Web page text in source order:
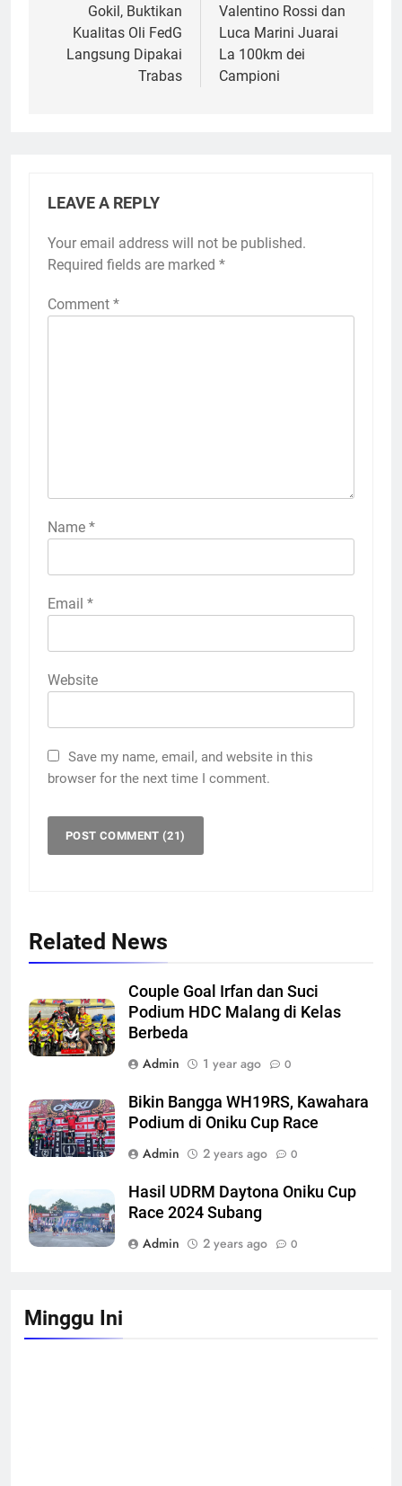
navigation
Gokil, Buktikan
Kualitas Oli FedG
Langsung Dipakai
Trabas
Valentino Rossi dan
Luca Marini Juarai
La 100km dei
Campioni
LEAVE A REPLY
Your email address will not be published.
Required fields are marked *
Comment *
Name *
Email *
Website
Save my name, email, and website in this
browser for the next time I comment.
Related News
Couple Goal Irfan dan Suci
Podium HDC Malang di Kelas
Berbeda
Admin
1 year ago 0
Bikin Bangga WH19RS, Kawahara
Podium di Oniku Cup Race
Admin
2 years ago 0
Hasil UDRM Daytona Oniku Cup
Race 2024 Subang
Admin
2 years ago 0
Minggu Ini